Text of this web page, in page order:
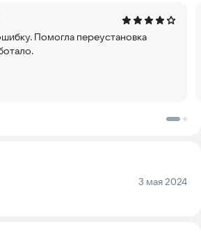
Помогла переустановка
Дата:
3 мая 2024